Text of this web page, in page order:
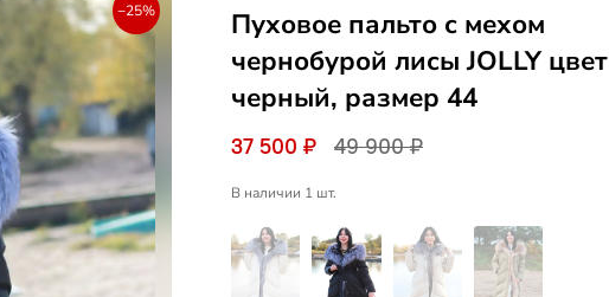
−25%
Пуховое пальто с мехом
чернобурой лисы JOLLY цвет
черный, размер 44
37 500 ₽ 49 900 ₽
В наличии 1 шт.